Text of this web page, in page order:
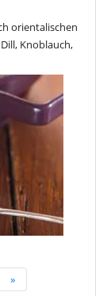
orientalischen
Knoblauch,
»